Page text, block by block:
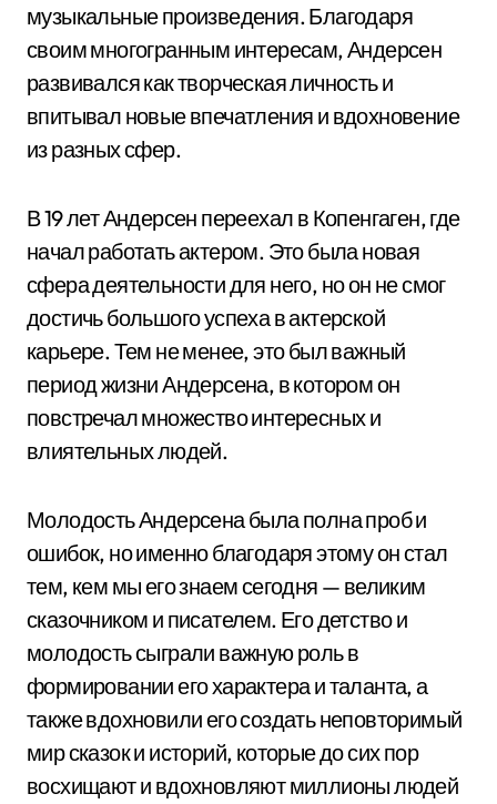
музыкальные произведения. Благодаря
своим многогранным интересам, Андерсен
развивался как творческая личность и
впитывал новые впечатления и вдохновение
из разных сфер.
В 19 лет Андерсен переехал в Копенгаген, где
начал работать актером. Это была новая
сфера деятельности для него, но он не смог
достичь большого успеха в актерской
карьере. Тем не менее, это был важный
период жизни Андерсена, в котором он
повстречал множество интересных и
влиятельных людей.
Молодость Андерсена была полна проб и
ошибок, но именно благодаря этому он стал
тем, кем мы его знаем сегодня — великим
сказочником и писателем. Его детство и
молодость сыграли важную роль в
формировании его характера и таланта, а
также вдохновили его создать неповторимый
мир сказок и историй, которые до сих пор
восхищают и вдохновляют миллионы людей